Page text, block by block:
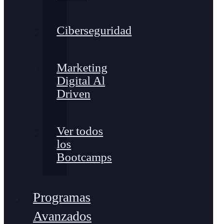
Ciberseguridad
Marketing
Digital Al
Driven
Ver todos
los
Bootcamps
Programas
Avanzados